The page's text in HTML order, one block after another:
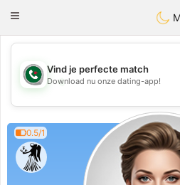
Toggle
💖
💕
Vind je perfecte match
Download nu onze dating-app!
0.5/1